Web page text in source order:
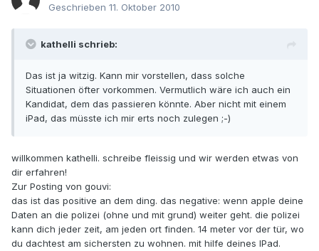
Geschrieben 11. Oktober 2010
kathelli schrieb:
Das ist ja witzig. Kann mir vorstellen, dass solche
Situationen öfter vorkommen. Vermutlich wäre ich auch ein
Kandidat, dem das passieren könnte. Aber nicht mit einem
iPad, das müsste ich mir erts noch zulegen ;-)
willkommen kathelli. schreibe fleissig und wir werden etwas von
dir erfahren!
Zur Posting von gouvi:
das ist das positive an dem ding. das negative: wenn apple deine
Daten an die polizei (ohne und mit grund) weiter geht. die polizei
kann dich jeder zeit, am jeden ort finden. 14 meter vor der tür, wo
du dachtest am sichersten zu wohnen. mit hilfe deines IPad.